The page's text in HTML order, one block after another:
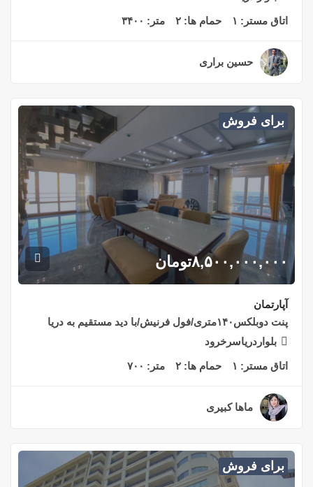
اتاق مستر: ۱ حمام ها: ۲ متر: ۳۴۰۰
حسین براری
برای فروش
۸,۵۰۰,۰۰۰,۰۰۰تومان
آپارتمان
پنت دوبلکس۱۴۰متری/فول فرنیش/با دید مستقیم به دریا
بلواردریاسرخرود
اتاق مستر: ۱ حمام ها: ۲ متر: ۷۰۰
ماها کبیری
برای فروش